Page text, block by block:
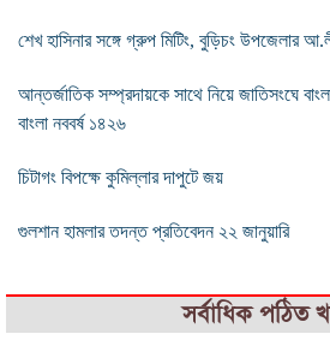
শেখ হাসিনার সঙ্গে গ্রুপ মিটিং, বুড়িচং উপজেলার
আন্তর্জাতিক সম্প্রদায়কে সাথে নিয়ে জাতিসংঘে
বাংলা নববর্ষ ১৪২৬
চিটাগং বিপক্ষে কুমিল্লার দাপুটে জয়
গুলশান হামলার তদন্ত প্রতিবেদন ২২ জানুয়ারি
সর্বাধিক পঠিত